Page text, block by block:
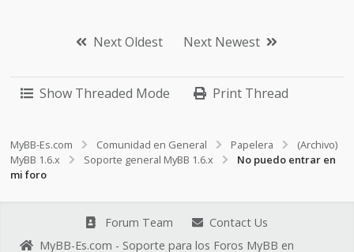
Next Oldest Next Newest
Show Threaded Mode Print Thread
MyBB-Es.com Comunidad en General Papelera
(Archivo)
MyBB 1.6.x
Soporte general MyBB 1.6.x
No puedo entrar en
mi foro
Forum Team
Contact Us
MyBB-Es.com - Soporte para los Foros MyBB en